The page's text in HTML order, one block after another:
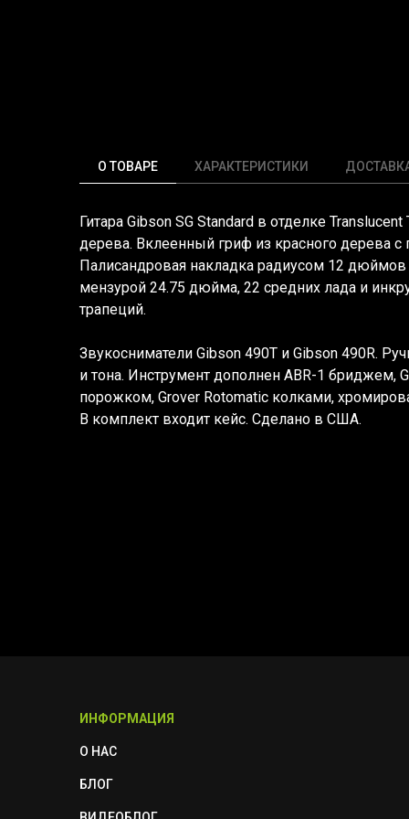
О ТОВАРЕ ХАРАКТЕРИСТИКИ
Гитара Gibson SG Standard в отделке Translucent
дерева. Вклеенный гриф из красного дерева
Палисандровая накладка радиусом 12
мензурой 24.75 дюйма, 22 средних лада и
трапеций.
Звукосниматели Gibson 490T и Gibson 490R.
и тона. Инструмент дополнен ABR-1 бриджем,
порожком, Grover Rotomatic колками,
В комплект входит кейс. Сделано в США.
ИНФОРМАЦИЯ
О НАС
БЛОГ